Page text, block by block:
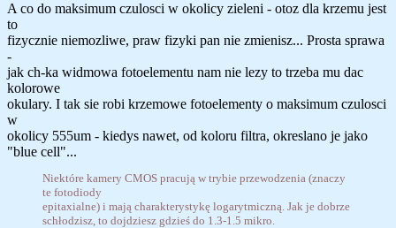
A co do maksimum czulosci w okolicy zieleni - otoz dla krzemu jest
to
fizycznie niemozliwe, praw fizyki pan nie zmienisz... Prosta sprawa
-
jak ch-ka widmowa fotoelementu nam nie lezy to trzeba mu dac
kolorowe
okulary. I tak sie robi krzemowe fotoelementy o maksimum czulosci
w
okolicy 555um - kiedys nawet, od koloru filtra, okreslano je jako
"blue cell"...
Niektóre kamery CMOS pracują w trybie przewodzenia (znaczy
te fotodiody
epitaxialne) i mają charakterystykę logarytmiczną. Jak je dobrze
schłodzisz, to dojdziesz gdzieś do 1.3-1.5 mikro.